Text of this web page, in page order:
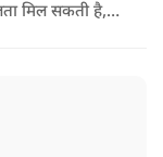
मिल सकती है,